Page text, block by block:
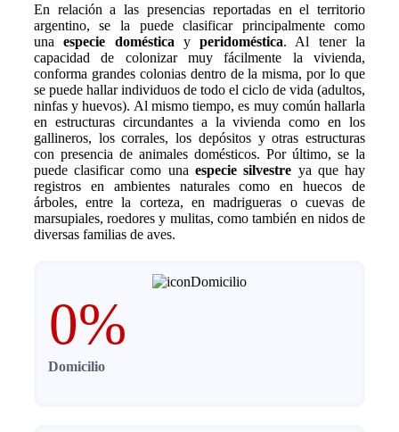
En relación a las presencias reportadas en el territorio
argentino, se la puede clasificar principalmente como
unaespecie doméstica yperidoméstica. Al tener la
capacidad de colonizar muy fácilmente la vivienda,
conforma grandes colonias dentro de la misma, por lo que
se puede hallar individuos de todo el ciclo de vida (adultos,
ninfas y huevos). Al mismo tiempo, es muy común hallarla
en estructuras circundantes a la vivienda como en los
gallineros, los corrales, los depósitos y otras estructuras
con presencia de animales domésticos. Por último, se la
puede clasificar como una especie silvestre ya que hay
registros en ambientes naturales como en huecos de
árboles, entre la corteza, en madrigueras o cuevas de
marsupiales, roedores y mulitas, como también en nidos de
diversas familias de aves.
0%
Domicilio